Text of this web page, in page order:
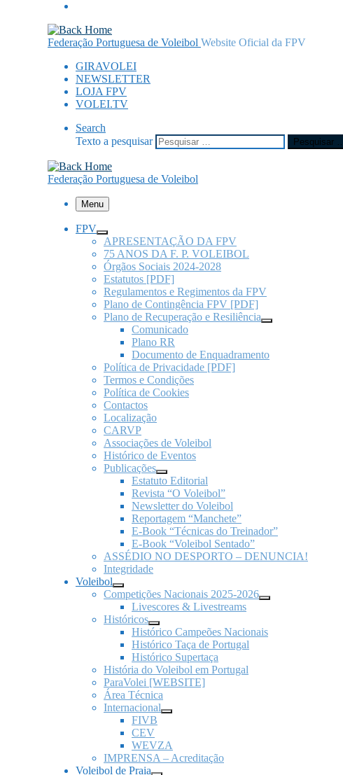
Federação Portuguesa de Voleibol Website Oficial da FPV
GIRAVOLEI
NEWSLETTER
LOJA FPV
VOLEI.TV
Search
Texto a pesquisar
Pesquisar
Federação Portuguesa de Voleibol
Menu
FPV
APRESENTAÇÃO DA FPV
75 ANOS DA F. P. VOLEIBOL
Órgãos Sociais 2024-2028
Estatutos [PDF]
Regulamentos e Regimentos da FPV
Plano de Contingência FPV [PDF]
Plano de Recuperação e Resiliência
Comunicado
Plano RR
Documento de Enquadramento
Política de Privacidade [PDF]
Termos e Condições
Política de Cookies
Contactos
Localização
CARVP
Associações de Voleibol
Histórico de Eventos
Publicações
Estatuto Editorial
Revista “O Voleibol”
Newsletter do Voleibol
Reportagem “Manchete”
E-Book “Técnicas do Treinador”
E-Book “Voleibol Sentado”
ASSÉDIO NO DESPORTO – DENUNCIA!
Integridade
Voleibol
Competições Nacionais 2025-2026
Livescores & Livestreams
Históricos
Histórico Campeões Nacionais
Histórico Taça de Portugal
Histórico Supertaça
História do Voleibol em Portugal
ParaVolei [WEBSITE]
Área Técnica
Internacional
FIVB
CEV
WEVZA
IMPRENSA – Acreditação
Voleibol de Praia